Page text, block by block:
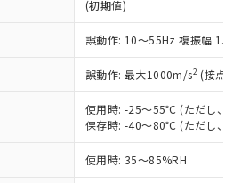
(初期値)
誤動作: 10～55Hz 複振幅
誤動作: 最大1000m/s2 (接点
使用時: -25～55℃ (ただし、氷
保存時: -40～80℃ (ただし、氷
使用時: 35～85%RH
期状況および標準価格はお客
引先、またはお客様担当のオ
御機器販売店・当社販売員に
売ネットワーク
」をご確認
および標準価格結果を当社の
諾なく第三者に漏洩または開
下、フタル酸ビス(2-エチルヘキシ
1000ppm以下、フタル酸ブチ
1000ppm以下、フタル酸ジブチル
以下、フタル酸ジイソブチル
産業用監視および制御機器に対する
の４物質については閾値を超える意
とを確認しています。
PBDEs(ポリ臭化ジフェニルエーテ
ル) : 1000ppm、 DIBP(フタル酸ジ
、 BBP(フタル酸ブチルベンジ
(2-エチルヘキシル)) : 1000ppm
（10物質）のすべてが基
制貨物を破棄する場合は、完
するなど、違法に輸出されな
な手段を講じます。
社製品を、核兵器、ミサイ
兵器、生物兵器またはその他
にこれらの製造装置等に一切
上記1、2および3の内容を当
数以上の在庫あり
数には満たないが在庫あり
なし(最新の在庫状況につ
は、お客様のお取引先、ま
お客様担当のオムロン制御
販売店・当社販売員にご確